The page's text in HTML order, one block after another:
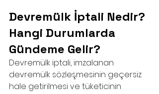
Devremülk İptali Nedir?
Hangi Durumlarda
Gündeme Gelir?
Devremülk iptali, imzalanan
devremülk sözleşmesinin geçersiz
hale getirilmesi ve tüketicinin